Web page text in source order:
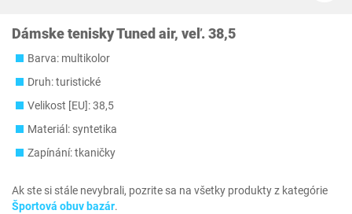
Dámske tenisky Tuned air, veľ. 38,5
Barva: multikolor
Druh: turistické
Velikost [EU]: 38,5
Materiál: syntetika
Zapínání: tkaničky
Ak ste si stále nevybrali, pozrite sa na všetky produkty z kategórie
Športová obuv bazár.